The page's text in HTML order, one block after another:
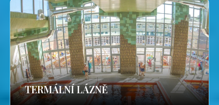
TERMÁLNÍ LÁZNĚ